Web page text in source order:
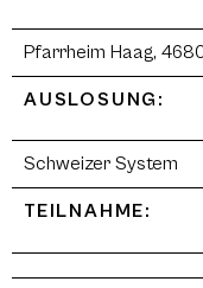
Pfarrheim Haag,
AUSLOSUNG:
Schweizer System
TEILNAHME: